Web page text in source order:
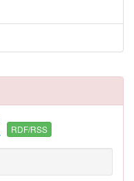
RDF/RSS